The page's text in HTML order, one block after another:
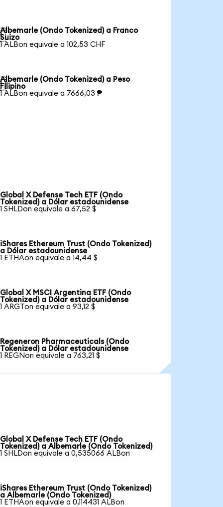
Albemarle (Ondo Tokenized) a Franco
Suizo
1 ALBon equivale a 102,53 CHF
Albemarle (Ondo Tokenized) a Peso
Filipino
1 ALBon equivale a 7666,03 ₱
Global X Defense Tech ETF (Ondo
Tokenized) a Dólar estadounidense
1 SHLDon equivale a 67,52 $
iShares Ethereum Trust (Ondo Tokenized)
a Dólar estadounidense
1 ETHAon equivale a 14,44 $
Global X MSCI Argentina ETF (Ondo
Tokenized) a Dólar estadounidense
1 ARGTon equivale a 93,12 $
Regeneron Pharmaceuticals (Ondo
Tokenized) a Dólar estadounidense
1 REGNon equivale a 763,21 $
Global X Defense Tech ETF (Ondo
Tokenized) a Albemarle (Ondo Tokenized)
1 SHLDon equivale a 0,535066 ALBon
iShares Ethereum Trust (Ondo Tokenized)
a Albemarle (Ondo Tokenized)
1 ETHAon equivale a 0,114431 ALBon